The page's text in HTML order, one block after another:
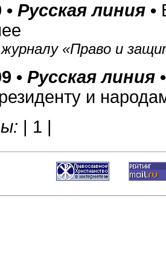
Русская линия •
«Право и
• Русская линия
и
| 1 |